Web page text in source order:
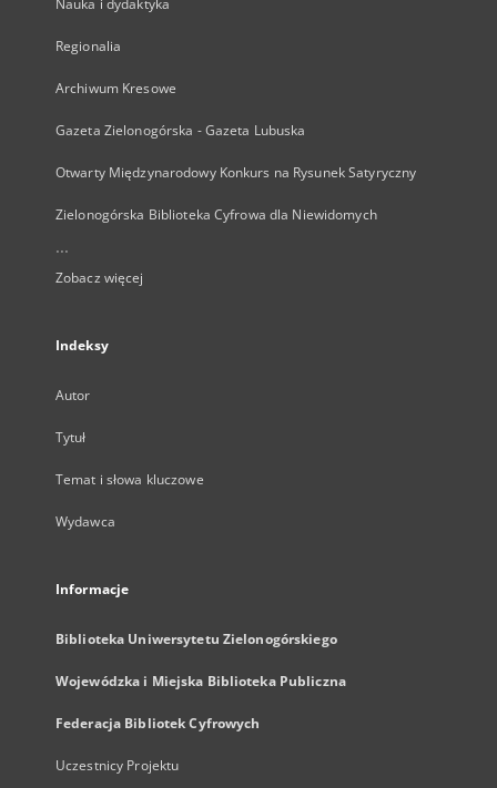
Nauka i dydaktyka
Regionalia
Archiwum Kresowe
Gazeta Zielonogórska - Gazeta Lubuska
Otwarty Międzynarodowy Konkurs na Rysunek Satyryczny
Zielonogórska Biblioteka Cyfrowa dla Niewidomych
...
Zobacz więcej
Indeksy
Autor
Tytuł
Temat i słowa kluczowe
Wydawca
Informacje
Biblioteka Uniwersytetu Zielonogórskiego
Wojewódzka i Miejska Biblioteka Publiczna
Federacja Bibliotek Cyfrowych
Uczestnicy Projektu